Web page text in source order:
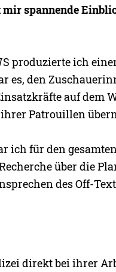
spannende
produzierte ich
es, den
auf dem
Patrouillen
ich für den
über die
des Off-
direkt bei ihrer